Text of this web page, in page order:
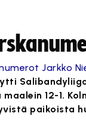
12-1.
paikoista